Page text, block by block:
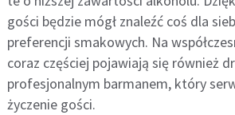
gości będzie mógł znaleźć coś dla
preferencji smakowych. Na
coraz częściej pojawiają się również
profesjonalnym barmanem, który
życzenie gości.